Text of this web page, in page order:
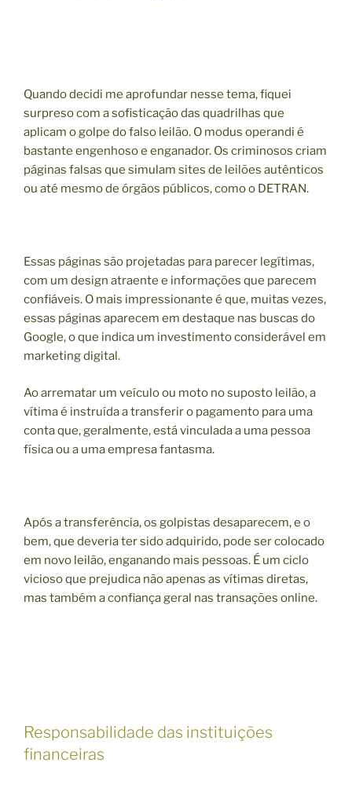
Quando decidi me aprofundar nesse tema, fiquei
surpreso com a sofisticação das quadrilhas que
aplicam o golpe do falso leilão. O modus operandi é
bastante engenhoso e enganador. Os criminosos criam
páginas falsas que simulam sites de leilões autênticos
ou até mesmo de órgãos públicos, como o DETRAN.
Essas páginas são projetadas para parecer legítimas,
com um design atraente e informações que parecem
confiáveis. O mais impressionante é que, muitas vezes,
essas páginas aparecem em destaque nas buscas do
Google, o que indica um investimento considerável em
marketing digital.
Ao arrematar um veículo ou moto no suposto leilão, a
vítima é instruída a transferir o pagamento para uma
conta que, geralmente, está vinculada a uma pessoa
física ou a uma empresa fantasma.
Após a transferência, os golpistas desaparecem, e o
bem, que deveria ter sido adquirido, pode ser colocado
em novo leilão, enganando mais pessoas. É um ciclo
vicioso que prejudica não apenas as vítimas diretas,
mas também a confiança geral nas transações online.
Responsabilidade das instituições
financeiras